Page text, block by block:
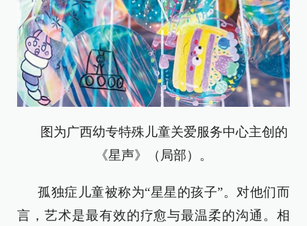
图为广西幼专特殊儿童关爱服务中心主创的
《星声》（局部）。
孤独症儿童被称为“星星的孩子”。对他们而
言，艺术是最有效的疗愈与最温柔的沟通。相